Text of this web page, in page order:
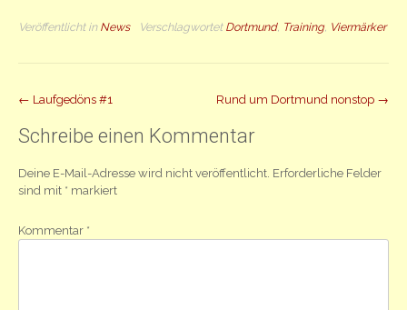
Veröffentlicht in News Verschlagwortet Dortmund, Training, Viermärker
Beitrag
Navigation
← Laufgedöns #1 Rund um Dortmund nonstop →
Schreibe einen Kommentar
Deine E-Mail-Adresse wird nicht veröffentlicht. Erforderliche Felder
sind mit * markiert
Kommentar *